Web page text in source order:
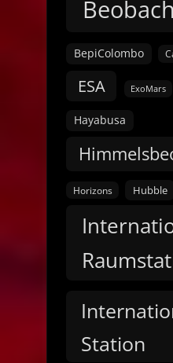
BepiColombo
ESA ExoMars
Hayabusa
Horizons Hubble
Station